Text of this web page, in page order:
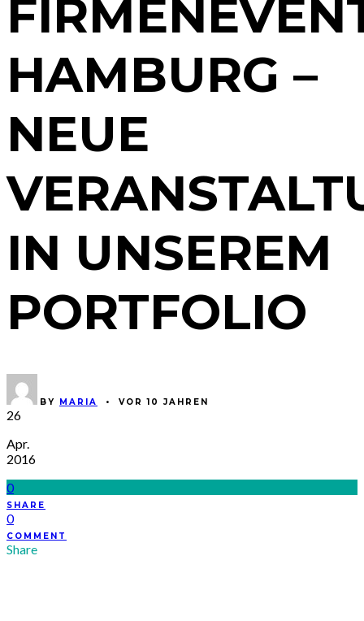
HAMBURG –
NEUE
IN UNSEREM
PORTFOLIO
BY MARIA • VOR 10 JAHREN
26
Apr.
2016
0
SHARE
0
COMMENT
Share